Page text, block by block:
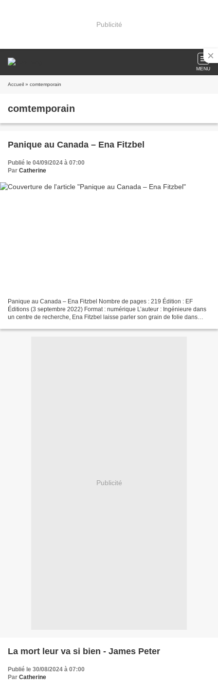
Publicité
MENU
Accueil » comtemporain
comtemporain
Panique au Canada – Ena Fitzbel
Publié le 04/09/2024 à 07:00
Par Catherine
Panique au Canada – Ena Fitzbel Nombre de pages : 219 Édition : EF
Éditions (3 septembre 2022) Format : numérique L’auteur : Ingénieure dans
un centre de recherche, Ena Fitzbel laisse parler son grain de folie dans
Publicité
La mort leur va si bien - James Peter
Publié le 30/08/2024 à 07:00
Par Catherine